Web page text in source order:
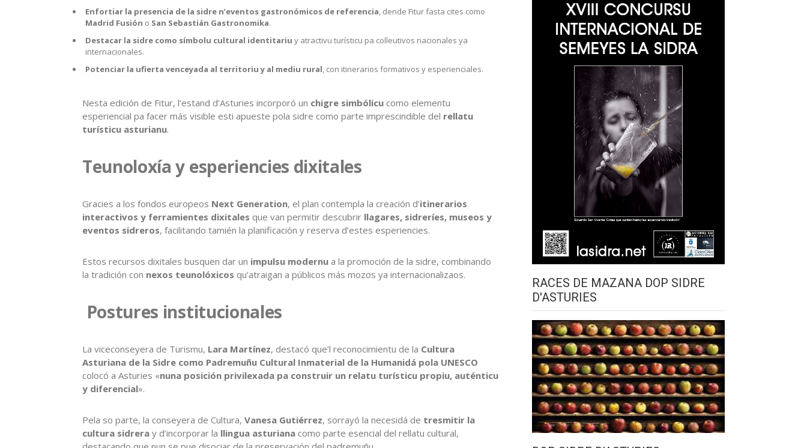
Enfortiar la presencia de la sidre n’eventos gastronómicos de referencia, dende Fitur fasta cites como
Madrid Fusión o San Sebastián Gastronomika.
Destacar la sidre como símbolu cultural identitariu y atractivu turísticu pa colleutivos nacionales ya
internacionales.
Potenciar la ufierta venceyada al territoriu y al mediu rural, con itinerarios formativos y esperienciales.
Nesta edición de Fitur, l’estand d’Asturies incorporó un chigre simbólicu como elementu
esperiencial pa facer más visible esti apueste pola sidre como parte imprescindible del rellatu
turísticu asturianu.
Teunoloxía y esperiencies dixitales
Gracies a los fondos europeos Next Generation, el plan contempla la creación d’itinerarios
interactivos y ferramientes dixitales que van permitir descubrir llagares, sidreríes, museos y
eventos sidreros, facilitando tamién la planificación y reserva d’estes esperiencies.
Estos recursos dixitales busquen dar un impulsu modernu a la promoción de la sidre, combinando
la tradición con nexos teunolóxicos qu’atraigan a públicos más mozos ya internacionalizaos.
Postures institucionales
La viceconseyera de Turismu, Lara Martínez, destacó que’l reconocimientu de la Cultura
Asturiana de la Sidre como Padremuñu Cultural Inmaterial de la Humanidá pola UNESCO
colocó a Asturies «nuna posición privilexada pa construir un relatu turísticu propiu, auténticu
y diferencial».
Pela so parte, la conseyera de Cultura, Vanesa Gutiérrez, sorrayó la necesidá de tresmitir la
cultura sidrera y d’incorporar la llingua asturiana como parte esencial del rellatu cultural,
RACES DE MAZANA DOP SIDRE
D'ASTURIES